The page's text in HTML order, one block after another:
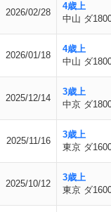
2026/02/28
4歳上
中山 ダ
2026/01/18
4歳上
中山 ダ
2025/12/14
3歳上
中京 ダ
2025/11/16
3歳上
東京 ダ
2025/10/12
3歳上
東京 ダ